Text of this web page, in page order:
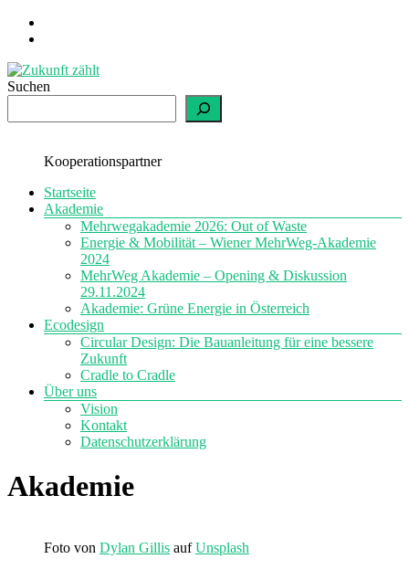
Zum
Inhalt
zählt
einfach
Suchen
Kooperationspartner
Menü
Startseite
Akademie
Mehrwegakademie 2026: Out of Waste
Energie & Mobilität – Wiener MehrWeg-Akademie
2024
MehrWeg Akademie – Opening & Diskussion
29.11.2024
Akademie: Grüne Energie in Österreich
Ecodesign
Circular Design: Die Bauanleitung für eine bessere
Zukunft
Cradle to Cradle
Über uns
Vision
Kontakt
Datenschutzerklärung
Akademie
Foto von Dylan Gillis aufUnsplash